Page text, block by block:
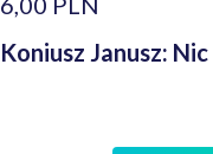
Koniusz Janusz: Nic